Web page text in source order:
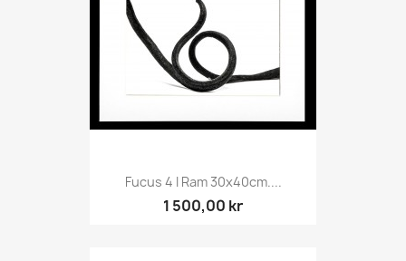
Fucus 4 I Ram 30x40cm....
1 500,00 kr